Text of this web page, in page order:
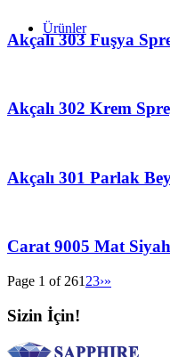
Ürünler
Akçalı 303 Fuşya
Akçalı 302 Krem
Akçalı 301 Parlak
Carat 9005 Mat
Page 1 of 261 23›»
Sizin İçin!